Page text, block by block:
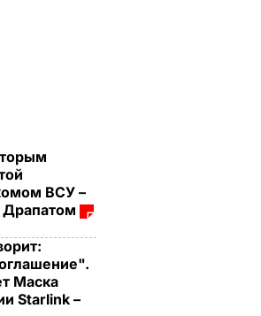
ВСУ –
Драпатом
Маска
Starlink –